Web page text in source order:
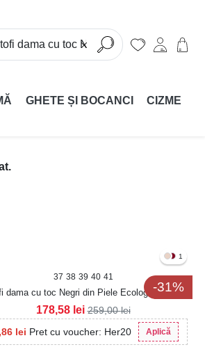
GHETE ȘI BOCANCI
CIZME
-31%
1
37 38 39 40 41
dama cu toc Negri din Piele Ecologica Lacuita
Sanoya
lei Pret cu voucher: Her20 Aplică
178,58 lei 259,00lei